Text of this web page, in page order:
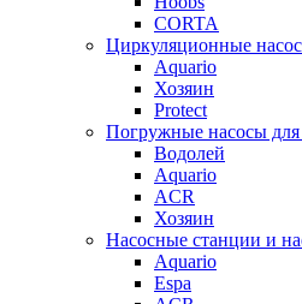
CORTA
Циркуляционные
Aquario
Хозяин
Protect
Погружные насосы
Водолей
Aquario
ACR
Хозяин
Насосные станции и
Aquario
Espa